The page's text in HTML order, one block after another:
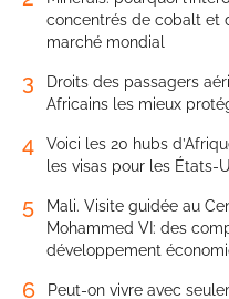
concentrés de cobalt et
marché mondial
3
Droits des passagers
Africains les mieux
4
Voici les 20 hubs
les visas pour les États-
5
Mali. Visite guidée au
Mohammed VI: des
développement
6
Peut-on vivre avec